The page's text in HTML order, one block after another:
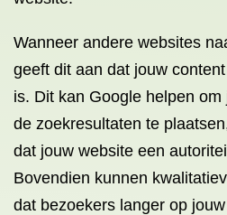
Wanneer andere websites
geeft dit aan dat jouw
is. Dit kan Google helpen
de zoekresultaten te
dat jouw website een
Bovendien kunnen
dat bezoekers langer op